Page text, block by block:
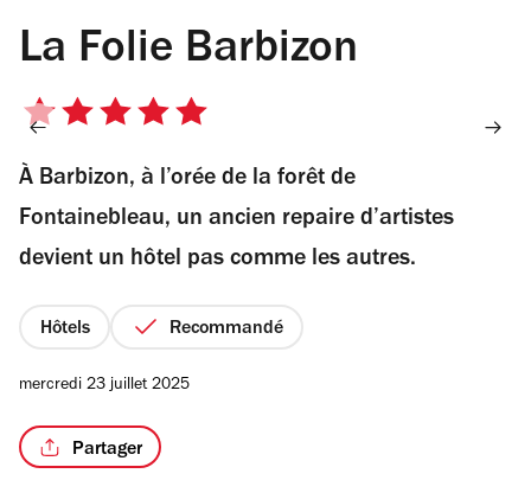
La Folie Barbizon
5
5
étoiles
À Barbizon, à l’orée de la forêt de
Fontainebleau, un ancien repaire d’artistes
devient un hôtel pas comme les autres.
Hôtels Recommandé
mercredi 23 juillet 2025
Partager